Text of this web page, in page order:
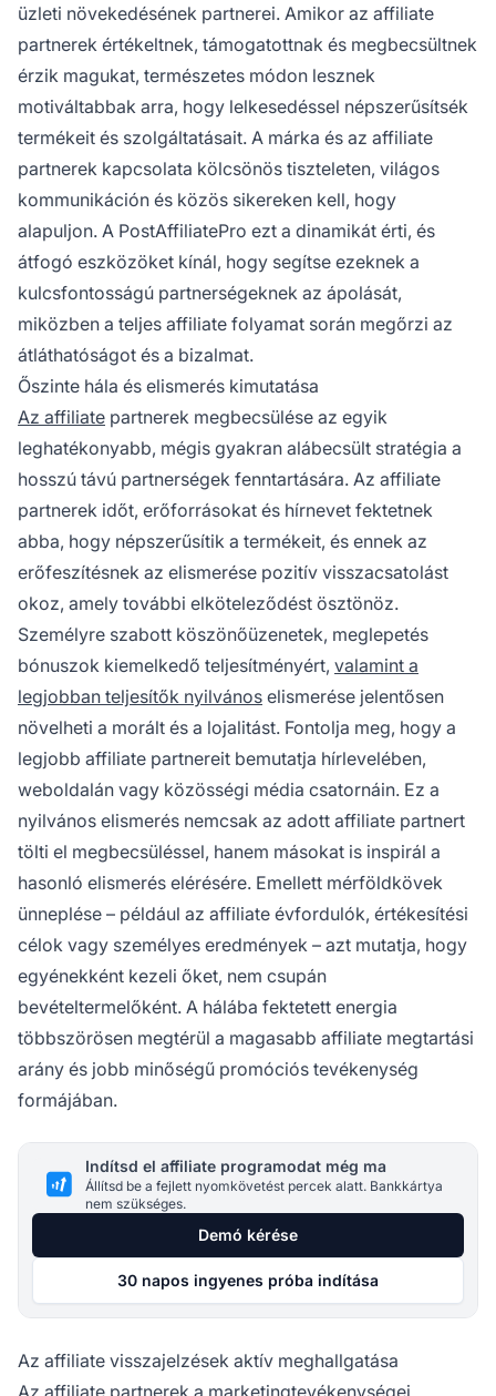
üzleti növekedésének partnerei. Amikor az affiliate
partnerek értékeltnek, támogatottnak és megbecsültnek
érzik magukat, természetes módon lesznek
motiváltabbak arra, hogy lelkesedéssel népszerűsítsék
termékeit és szolgáltatásait. A márka és az affiliate
partnerek kapcsolata kölcsönös tiszteleten, világos
kommunikáción és közös sikereken kell, hogy
alapuljon. A PostAffiliatePro ezt a dinamikát érti, és
átfogó eszközöket kínál, hogy segítse ezeknek a
kulcsfontosságú partnerségeknek az ápolását,
miközben a teljes affiliate folyamat során megőrzi az
átláthatóságot és a bizalmat.
Őszinte hála és elismerés kimutatása
Az affiliate partnerek megbecsülése az egyik
leghatékonyabb, mégis gyakran alábecsült stratégia a
hosszú távú partnerségek fenntartására. Az affiliate
partnerek időt, erőforrásokat és hírnevet fektetnek
abba, hogy népszerűsítik a termékeit, és ennek az
erőfeszítésnek az elismerése pozitív visszacsatolást
okoz, amely további elköteleződést ösztönöz.
Személyre szabott köszönőüzenetek, meglepetés
bónuszok kiemelkedő teljesítményért, valamint a
legjobban teljesítők nyilvános elismerése jelentősen
növelheti a morált és a lojalitást. Fontolja meg, hogy a
legjobb affiliate partnereit bemutatja hírlevelében,
weboldalán vagy közösségi média csatornáin. Ez a
nyilvános elismerés nemcsak az adott affiliate partnert
tölti el megbecsüléssel, hanem másokat is inspirál a
hasonló elismerés elérésére. Emellett mérföldkövek
ünneplése – például az affiliate évfordulók, értékesítési
célok vagy személyes eredmények – azt mutatja, hogy
egyénekként kezeli őket, nem csupán
bevételtermelőként. A hálába fektetett energia
többszörösen megtérül a magasabb affiliate megtartási
arány és jobb minőségű promóciós tevékenység
formájában.
Indítsd el affiliate programodat még ma
Állítsd be a fejlett nyomkövetést percek alatt. Bankkártya
nem szükséges.
Demó kérése
30 napos ingyenes próba indítása
Az affiliate visszajelzések aktív meghallgatása
Az affiliate partnerek a marketingtevékenységei